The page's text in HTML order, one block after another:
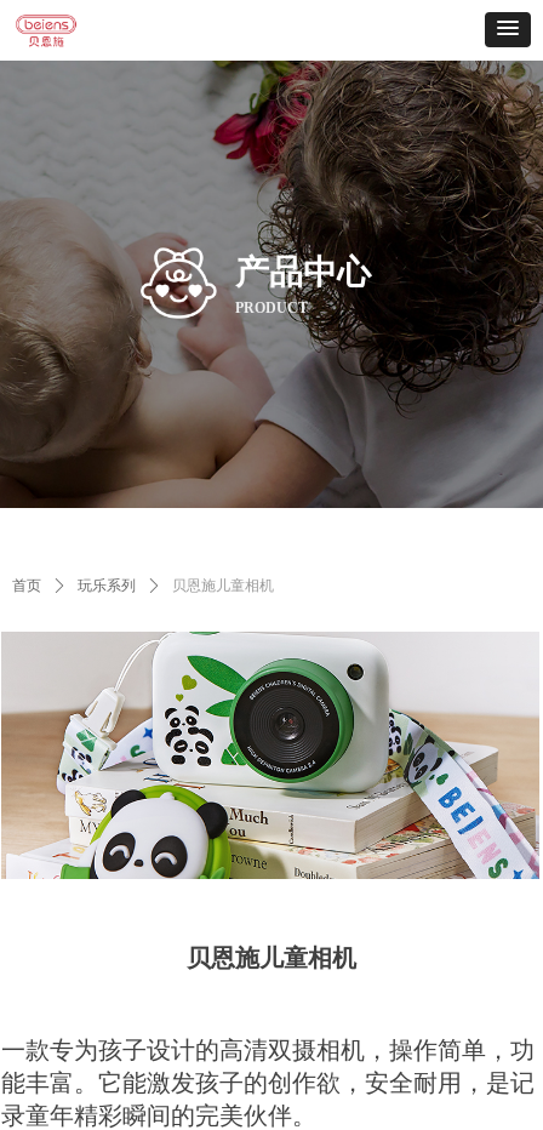
首页 ꄲ 玩乐系列 ꄲ 贝恩施儿童相机
贝恩施儿童相机
一款专为孩子设计的高清双摄相机，操作简单，功
能丰富。它能激发孩子的创作欲，安全耐用，是记
录童年精彩瞬间的完美伙伴。
产品中心
PRODUCT